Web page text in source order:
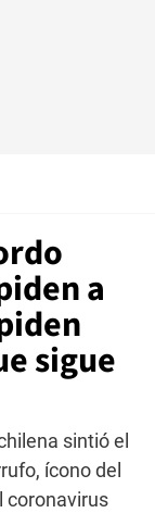
a
sigue
sintió el
ícono del
coronavirus